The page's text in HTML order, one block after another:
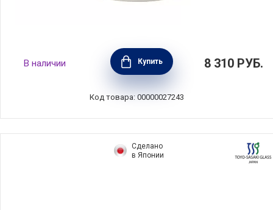
Блюдо для торта Tiffany 36 см,
суперпластик, цвет белый, Guzzini, Италия,
199400156
В наличии Купить 8 310 РУБ.
Код товара: 00000027243
Сделано
в Японии